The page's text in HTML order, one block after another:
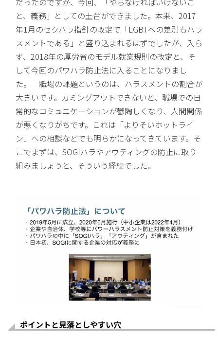
と、義務」としての土台ができました。本来、2017
年1月のセクハラ指針の改定で「LGBTへの差別もハラ
スメントである」と盛り込まれるはずでしたが、入ら
ず、2018年の厚労省のモデル就業規則の改定と、そ
して今回のパワハラ防止法に入ることになりまし
た。 職場の課題というのは、ハラスメントの割合が
大きいです。カミングアウトできないと、職場での日
常的なコミュニケーションが鬱陶しくなり、人間関係
が悪くなりがちです。これは「よりそいホットライ
ン」への相談などでも明らかになってきています。そ
こでまずは、SOGIハラやアウティングの防止に取り
組みましょうと、そういう経緯でした。
ポイントと見落としやすい穴